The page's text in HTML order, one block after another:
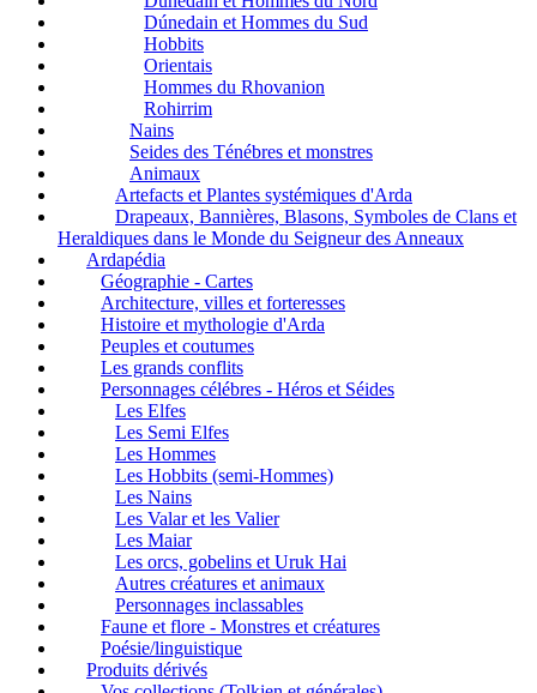
Dúnedain et Hommes du Sud
Hobbits
Orientais
Hommes du Rhovanion
Rohirrim
Nains
Seides des Ténébres et monstres
Animaux
Artefacts et Plantes systémiques d'Arda
Drapeaux, Bannières, Blasons, Symboles de Clans et
Heraldiques dans le Monde du Seigneur des Anneaux
Ardapédia
Géographie - Cartes
Architecture, villes et forteresses
Histoire et mythologie d'Arda
Peuples et coutumes
Les grands conflits
Personnages célébres - Héros et Séides
Les Elfes
Les Semi Elfes
Les Hommes
Les Hobbits (semi-Hommes)
Les Nains
Les Valar et les Valier
Les Maiar
Les orcs, gobelins et Uruk Hai
Autres créatures et animaux
Personnages inclassables
Faune et flore - Monstres et créatures
Poésie/linguistique
Produits dérivés